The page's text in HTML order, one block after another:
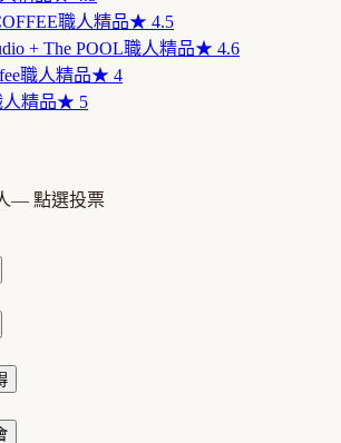
職人精品★ 4.5
+ The POOL職人精品★ 4.6
職人精品★ 4
精品★ 5
— 點選投票